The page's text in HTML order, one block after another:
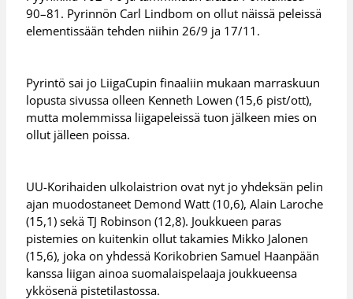
90–81. Pyrinnön Carl Lindbom on ollut näissä peleissä
elementissään tehden niihin 26/9 ja 17/11.
Pyrintö sai jo LiigaCupin finaaliin mukaan marraskuun
lopusta sivussa olleen Kenneth Lowen (15,6 pist/ott),
mutta molemmissa liigapeleissä tuon jälkeen mies on
ollut jälleen poissa.
UU-Korihaiden ulkolaistrion ovat nyt jo yhdeksän pelin
ajan muodostaneet Demond Watt (10,6), Alain Laroche
(15,1) sekä TJ Robinson (12,8). Joukkueen paras
pistemies on kuitenkin ollut takamies Mikko Jalonen
(15,6), joka on yhdessä Korikobrien Samuel Haanpään
kanssa liigan ainoa suomalaispelaaja joukkueensa
ykkösenä pistetilastossa.